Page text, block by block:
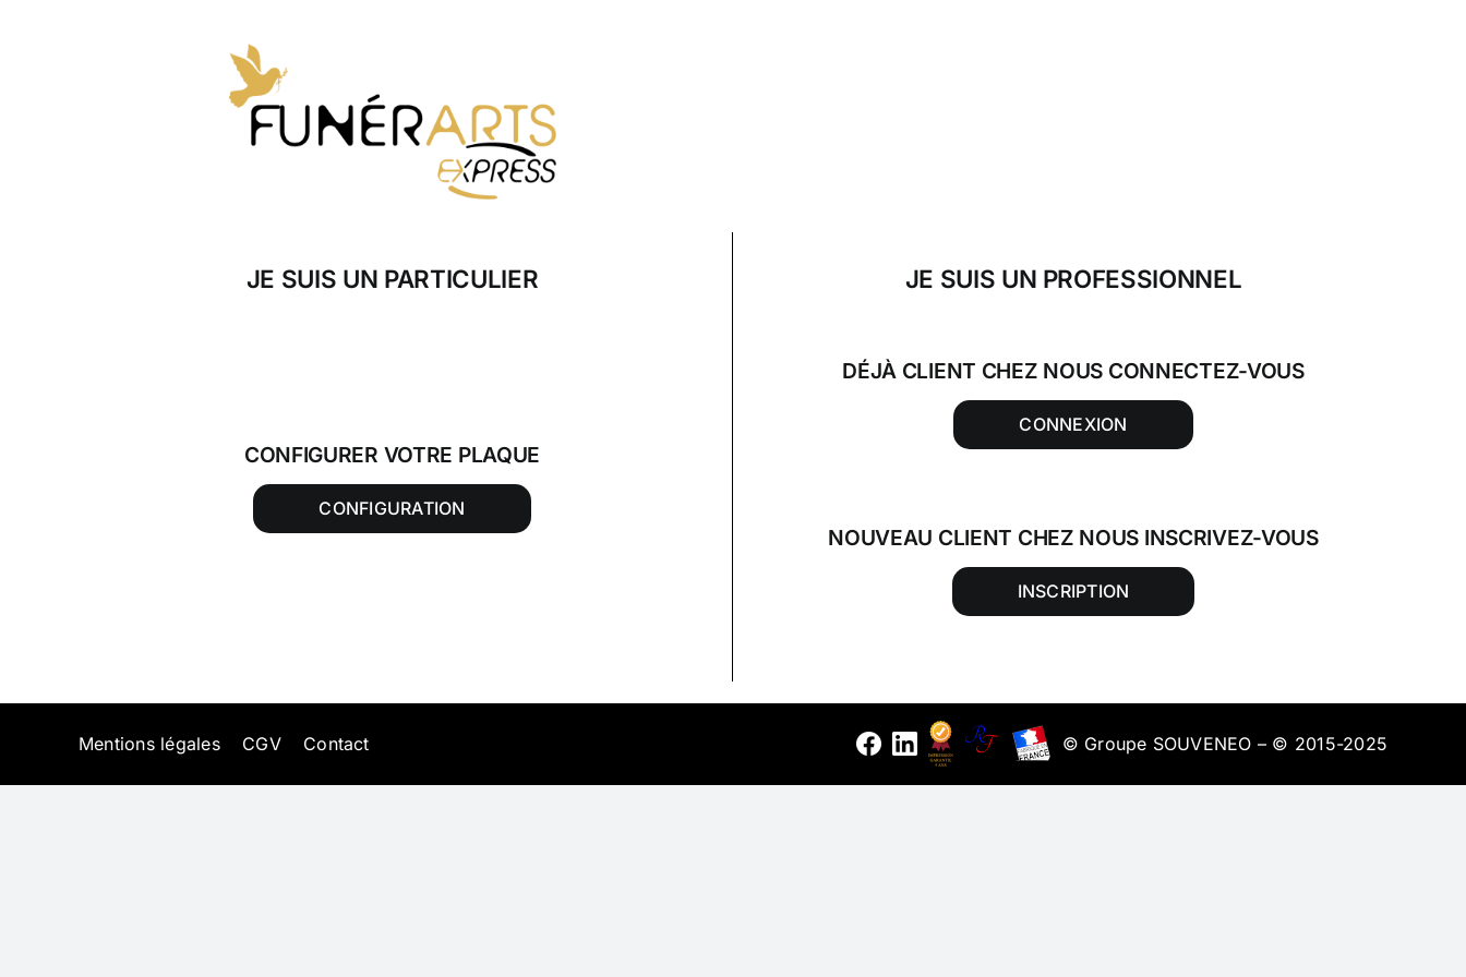
JE SUIS UN PARTICULIER JE SUIS UN PROFESSIONNEL
CONFIGURER VOTRE PLAQUE
CONFIGURATION
DÉJÀ CLIENT CHEZ NOUS CONNECTEZ-VOUS
CONNEXION
NOUVEAU CLIENT CHEZ NOUS INSCRIVEZ-VOUS
INSCRIPTION
Mentions légales CGV Contact © Groupe SOUVENEO – © 2015-2025